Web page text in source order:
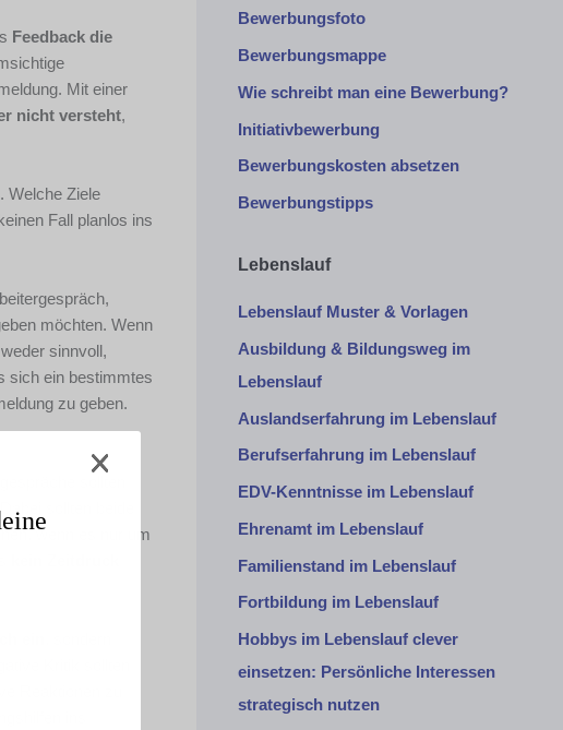
Feedback die
Mit einer
nicht versteht,
. Welche Ziele
Fall planlos ins
möchten. Wenn
sinnvoll,
sich ein bestimmtes
zu geben.
sollten
sollten beide
wenn es nur um
Kritik sollten
Reaktionen zu
ins
Bewerbungsfoto
Bewerbungsmappe
Wie schreibt man eine Bewerbung?
Initiativbewerbung
Bewerbungskosten absetzen
Bewerbungstipps
Lebenslauf
Lebenslauf Muster & Vorlagen
Ausbildung & Bildungsweg im
Lebenslauf
Auslandserfahrung im Lebenslauf
Berufserfahrung im Lebenslauf
EDV-Kenntnisse im Lebenslauf
Ehrenamt im Lebenslauf
Familienstand im Lebenslauf
Fortbildung im Lebenslauf
Hobbys im Lebenslauf clever
einsetzen: Persönliche Interessen
strategisch nutzen